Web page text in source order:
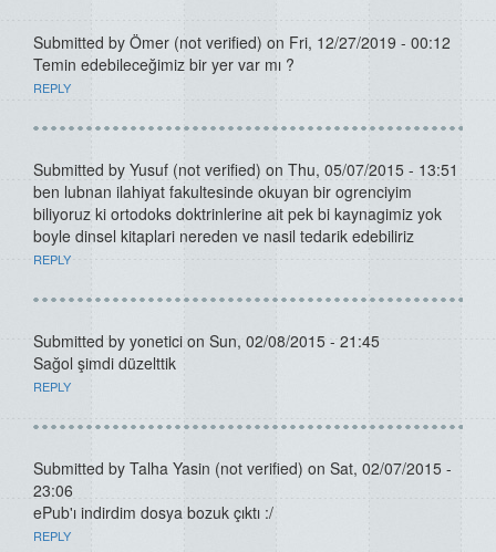
Submitted by Ömer (not verified) on Fri, 12/27/2019 - 00:12
Temin edebileceğimiz bir yer var mı ?
REPLY
Submitted by Yusuf (not verified) on Thu, 05/07/2015 - 13:51
ben lubnan ilahiyat fakultesinde okuyan bir ogrenciyim
biliyoruz ki ortodoks doktrinlerine ait pek bi kaynagimiz yok
boyle dinsel kitaplari nereden ve nasil tedarik edebiliriz
REPLY
Submitted by yonetici on Sun, 02/08/2015 - 21:45
Sağol şimdi düzelttik
REPLY
Submitted by Talha Yasin (not verified) on Sat, 02/07/2015 -
23:06
ePub'ı indirdim dosya bozuk çıktı :/
REPLY